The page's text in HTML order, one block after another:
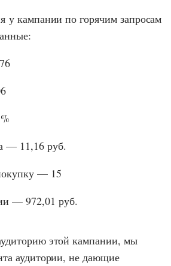
у кампании по горячим запросам
— 11,16 руб.
— 15
— 972,01 руб.
этой кампании, мы
аудитории, не дающие